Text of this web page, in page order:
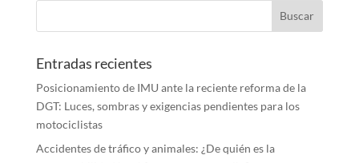
Entradas recientes
Posicionamiento de IMU ante la reciente reforma de la
DGT: Luces, sombras y exigencias pendientes para los
motociclistas
Accidentes de tráfico y animales: ¿De quién es la